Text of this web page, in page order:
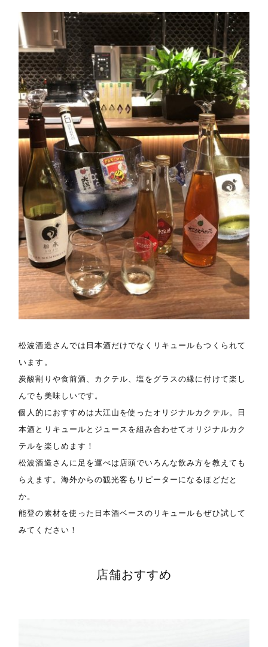
松波酒造さんでは日本酒だけでなくリキュールもつくられて
います。
炭酸割りや食前酒、カクテル、塩をグラスの縁に付けて楽し
んでも美味しいです。
個人的におすすめは大江山を使ったオリジナルカクテル。日
本酒とリキュールとジュースを組み合わせてオリジナルカク
テルを楽しめます！
松波酒造さんに足を運べは店頭でいろんな飲み方を教えても
らえます。海外からの観光客もリピーターになるほどだと
か。
能登の素材を使った日本酒ベースのリキュールもぜひ試して
みてください！
店舗おすすめ